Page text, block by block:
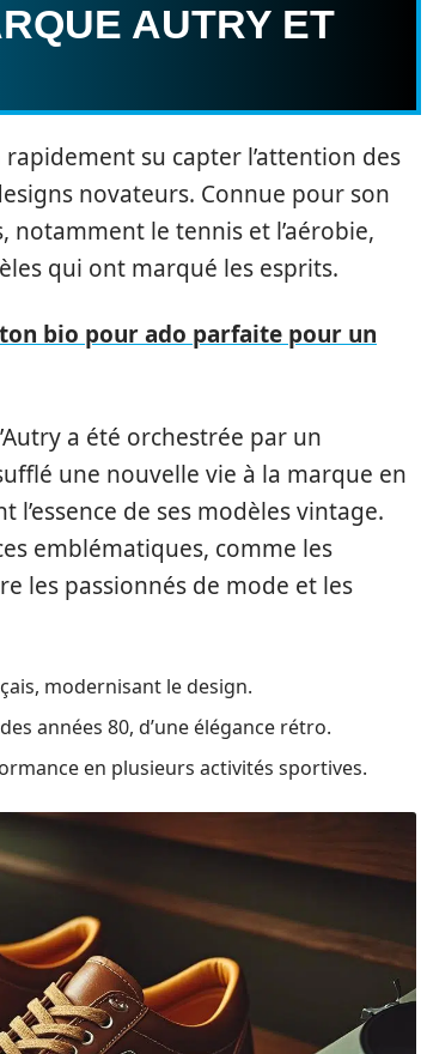
AUTRY ET
rapidement su capter l’attention des
novateurs. Connue pour son
le tennis et l’aérobie,
qui ont marqué les esprits.
bio pour ado parfaite pour un
a été orchestrée par un
une nouvelle vie à la marque en
l’essence de ses modèles vintage.
emblématiques, comme les
les passionnés de mode et les
modernisant le design.
années 80, d’une élégance rétro.
en plusieurs activités sportives.